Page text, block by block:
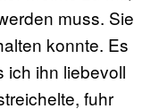
muss. Sie
konnte. Es
ich ihn liebevoll
fuhr